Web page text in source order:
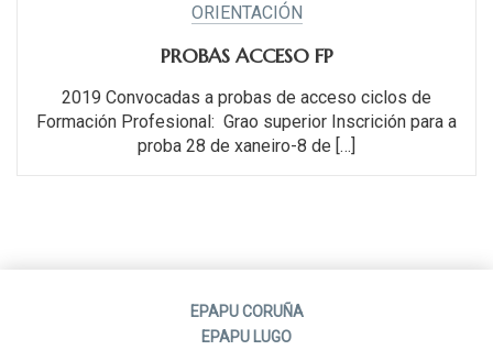
ORIENTACIÓN
PROBAS ACCESO FP
2019 Convocadas a probas de acceso ciclos de
Formación Profesional: Grao superior Inscrición para a
proba 28 de xaneiro-8 de […]
EPAPU CORUÑA
EPAPU LUGO